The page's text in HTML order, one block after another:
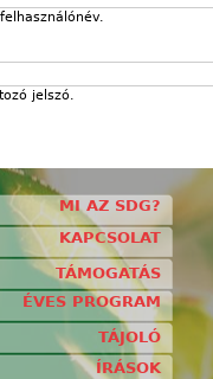
jelszó.
MI AZ SDG?
KAPCSOLAT
TÁMOGATÁS
ÉVES PROGRAM
TÁJOLÓ
ÍRÁSOK